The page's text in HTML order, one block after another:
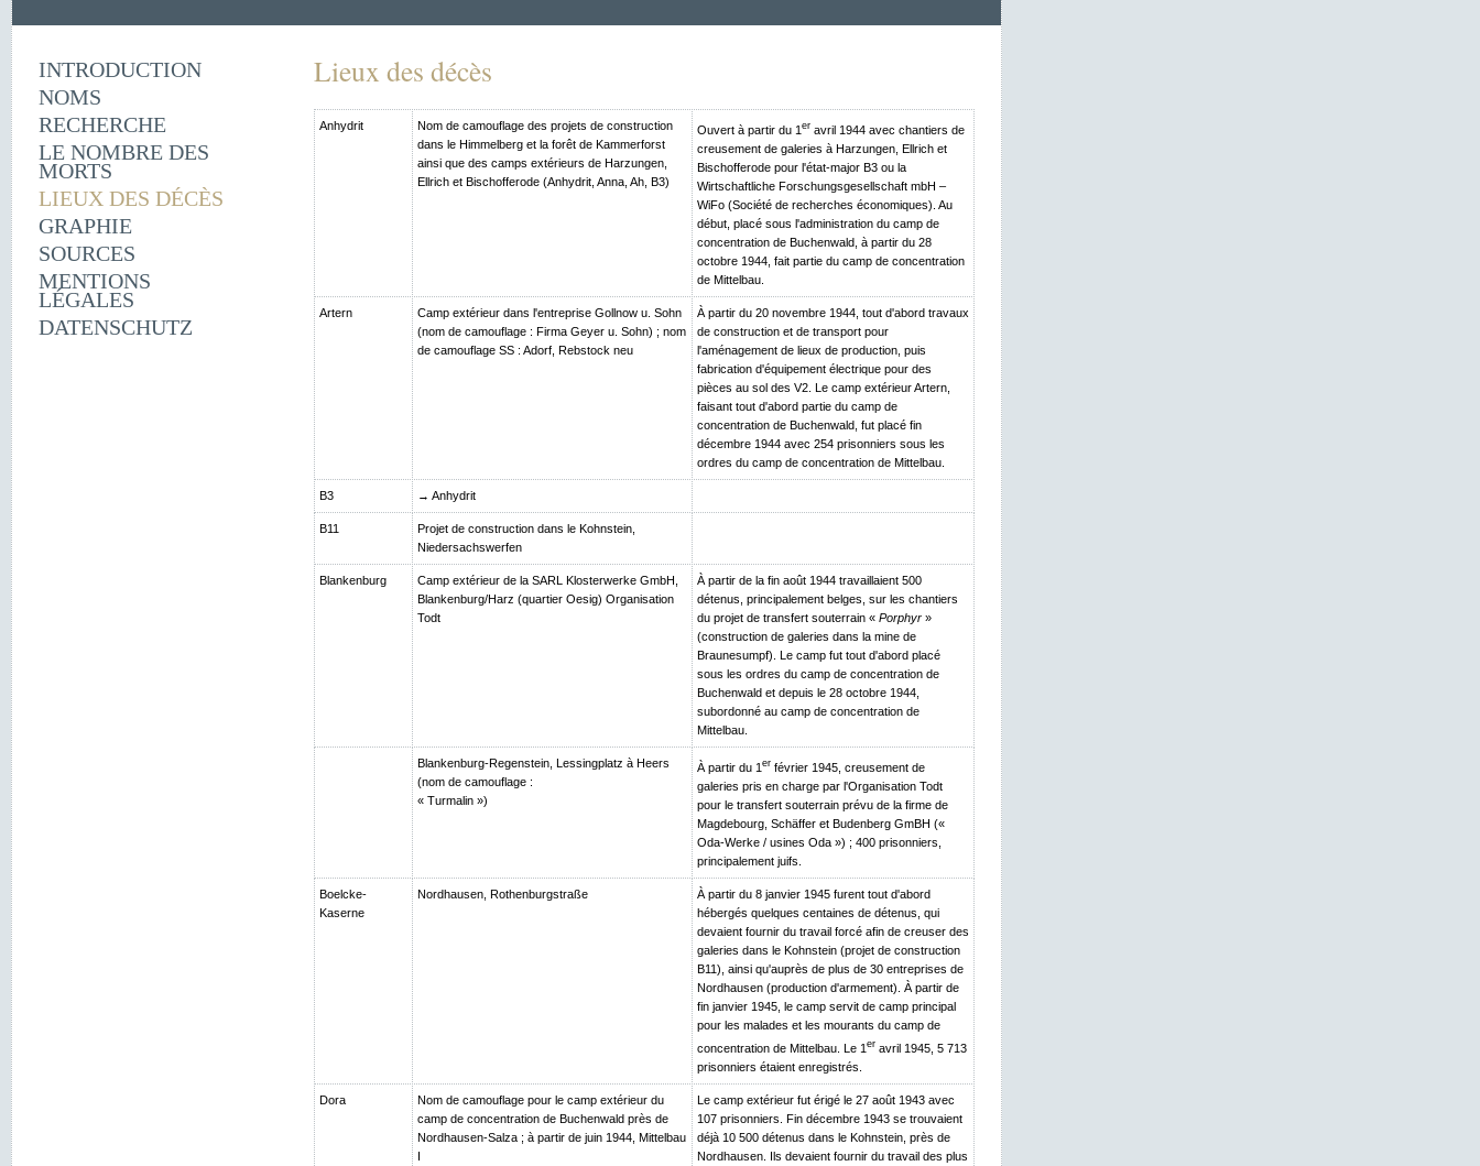
INTRODUCTION
NOMS
RECHERCHE
LE NOMBRE DES
MORTS
LIEUX DES DÉCÈS
GRAPHIE
SOURCES
MENTIONS
LÉGALES
DATENSCHUTZ
Lieux des décès
Anhydrit
Nom de camouflage des projets de construction
dans le Himmelberg et la forêt de Kammerforst
ainsi que des camps extérieurs de Harzungen,
Ellrich et Bischofferode (Anhydrit, Anna, Ah, B3)
Ouvert à partir du 1 er avril 1944 avec chantiers de
creusement de galeries à Harzungen, Ellrich et
Bischofferode pour l'état-major B3 ou la
Wirtschaftliche Forschungsgesellschaft mbH –
WiFo (Société de recherches économiques). Au
début, placé sous l'administration du camp de
concentration de Buchenwald, à partir du 28
octobre 1944, fait partie du camp de concentration
de Mittelbau.
Artern
Camp extérieur dans l'entreprise Gollnow u. Sohn
(nom de camouflage : Firma Geyer u. Sohn) ; nom
de camouflage SS : Adorf, Rebstock neu
À partir du 20 novembre 1944, tout d'abord travaux
de construction et de transport pour
l'aménagement de lieux de production, puis
fabrication d'équipement électrique pour des
pièces au sol des V2. Le camp extérieur Artern,
faisant tout d'abord partie du camp de
concentration de Buchenwald, fut placé fin
décembre 1944 avec 254 prisonniers sous les
ordres du camp de concentration de Mittelbau.
B3 → Anhydrit
B11
Projet de construction dans le Kohnstein,
Niedersachswerfen
Blankenburg
Camp extérieur de la SARL Klosterwerke GmbH,
Blankenburg/Harz (quartier Oesig) Organisation
Todt
À partir de la fin août 1944 travaillaient 500
détenus, principalement belges, sur les chantiers
du projet de transfert souterrain « Porphyr »
(construction de galeries dans la mine de
Braunesumpf). Le camp fut tout d'abord placé
sous les ordres du camp de concentration de
Buchenwald et depuis le 28 octobre 1944,
subordonné au camp de concentration de
Mittelbau.
Blankenburg-Regenstein, Lessingplatz à Heers
(nom de camouflage :
« Turmalin »)
À partir du 1 er février 1945, creusement de
galeries pris en charge par l'Organisation Todt
pour le transfert souterrain prévu de la firme de
Magdebourg, Schäffer et Budenberg GmBH («
Oda-Werke / usines Oda ») ; 400 prisonniers,
principalement juifs.
Boelcke-
Kaserne
Nordhausen, Rothenburgstraße
À partir du 8 janvier 1945 furent tout d'abord
hébergés quelques centaines de détenus, qui
devaient fournir du travail forcé afin de creuser des
galeries dans le Kohnstein (projet de construction
B11), ainsi qu'auprès de plus de 30 entreprises de
Nordhausen (production d'armement). À partir de
fin janvier 1945, le camp servit de camp principal
pour les malades et les mourants du camp de
concentration de Mittelbau. Le 1 er avril 1945, 5 713
prisonniers étaient enregistrés.
Dora
Nom de camouflage pour le camp extérieur du
camp de concentration de Buchenwald près de
Nordhausen-Salza ; à partir de juin 1944, Mittelbau
I
Le camp extérieur fut érigé le 27 août 1943 avec
107 prisonniers. Fin décembre 1943 se trouvaient
déjà 10 500 détenus dans le Kohnstein, près de
Nordhausen. Ils devaient fournir du travail des plus